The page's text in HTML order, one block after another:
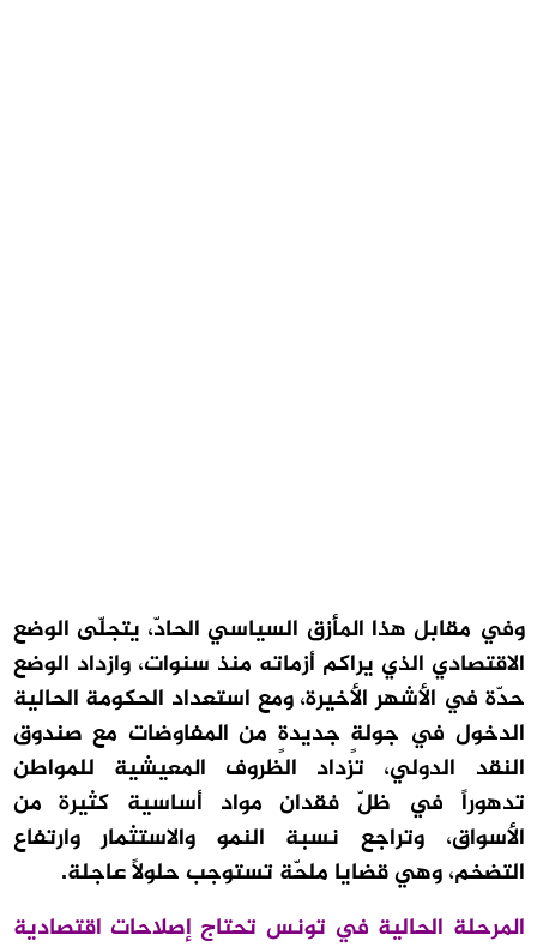
وفي مقابل هذا المأزق السياسي الحادّ، يتجلّى الوضع
الاقتصادي الذي يراكم أزماته منذ سنوات، وازداد الوضع
حدّة في الأشهر الأخيرة، ومع استعداد الحكومة الحالية
الدخول في جولةٍ جديدةٍ من المفاوضات مع صندوق
النقد الدولي، تزداد الظروف المعيشية للمواطن
تدهوراً في ظلّ فقدان مواد أساسية كثيرة من
الأسواق، وتراجع نسبة النمو والاستثمار وارتفاع
التضخم، وهي قضايا ملحّة تستوجب حلولاً عاجلة.
المرحلة الحالية في تونس تحتاج إصلاحات اقتصادية